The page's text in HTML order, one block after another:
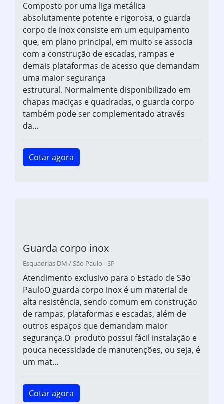
Composto por uma liga metálica
absolutamente potente e rigorosa, o guarda
corpo de inox consiste em um equipamento
que, em plano principal, em muito se associa
com a construção de escadas, rampas e
demais plataformas de acesso que demandam
uma maior segurança
estrutural. Normalmente disponibilizado em
chapas maciças e quadradas, o guarda corpo
também pode ser complementado através
da...
Cotar agora
Guarda corpo inox
Esquadrias DM / São Paulo - SP
Atendimento exclusivo para o Estado de São
PauloO guarda corpo inox é um material de
alta resistência, sendo comum em construção
de rampas, plataformas e escadas, além de
outros espaços que demandam maior
segurança.O produto possui fácil instalação e
pouca necessidade de manutenções, ou seja, é
um mat...
Cotar agora